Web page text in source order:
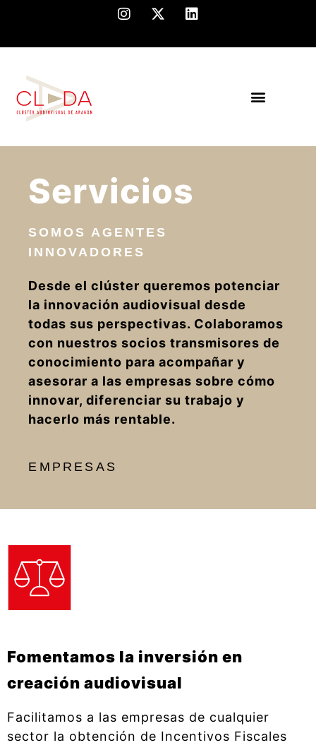
Servicios
SOMOS AGENTES
INNOVADORES
Desde el clúster queremos potenciar
la innovación audiovisual desde
todas sus perspectivas. Colaboramos
con nuestros socios transmisores de
conocimiento para acompañar y
asesorar a las empresas sobre cómo
innovar, diferenciar su trabajo y
hacerlo más rentable.
EMPRESAS
Fomentamos la inversión en
creación audiovisual
Facilitamos a las empresas de cualquier
sector la obtención de Incentivos Fiscales